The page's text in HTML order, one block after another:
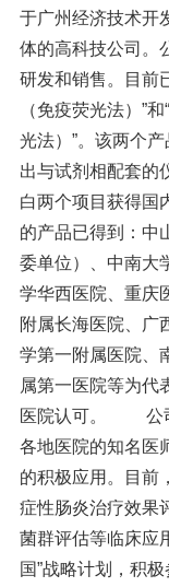
于广州经济技术开
体的高科技公司。
研发和销售。目前
（免疫荧光法）”
光法）”。该两个
出与试剂相配套
白两个项目获得国
的产品已得到：中
委单位）、中南大
学华西医院、重庆
附属长海医院、广
学第一附属医院、
属第一医院等为代
医院认可。 公司
各地医院的知名医
的积极应用。目前
症性肠炎治疗效果
菌群评估等临床应
国”战略计划，积